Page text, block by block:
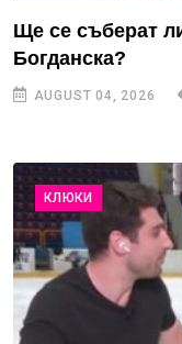
Ще се съберат
Богданска?
AUGUST 04, 2026
КЛЮКИ